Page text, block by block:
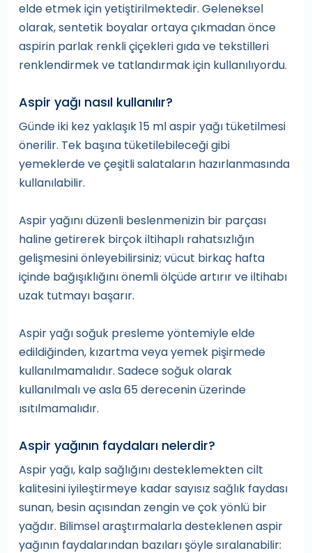
elde etmek için yetiştirilmektedir. Geleneksel
olarak, sentetik boyalar ortaya çıkmadan önce
aspirin parlak renkli çiçekleri gıda ve tekstilleri
renklendirmek ve tatlandırmak için kullanılıyordu.
Aspir yağı nasıl kullanılır?
Günde iki kez yaklaşık 15 ml aspir yağı tüketilmesi
önerilir. Tek başına tüketilebileceği gibi
yemeklerde ve çeşitli salataların hazırlanmasında
kullanılabilir.
Aspir yağını düzenli beslenmenizin bir parçası
haline getirerek birçok iltihaplı rahatsızlığın
gelişmesini önleyebilirsiniz; vücut birkaç hafta
içinde bağışıklığını önemli ölçüde artırır ve iltihabı
uzak tutmayı başarır.
Aspir yağı soğuk presleme yöntemiyle elde
edildiğinden, kızartma veya yemek pişirmede
kullanılmamalıdır. Sadece soğuk olarak
kullanılmalı ve asla 65 derecenin üzerinde
ısıtılmamalıdır.
Aspir yağının faydaları nelerdir?
Aspir yağı, kalp sağlığını desteklemekten cilt
kalitesini iyileştirmeye kadar sayısız sağlık faydası
sunan, besin açısından zengin ve çok yönlü bir
yağdır. Bilimsel araştırmalarla desteklenen aspir
yağının faydalarından bazıları şöyle sıralanabilir: